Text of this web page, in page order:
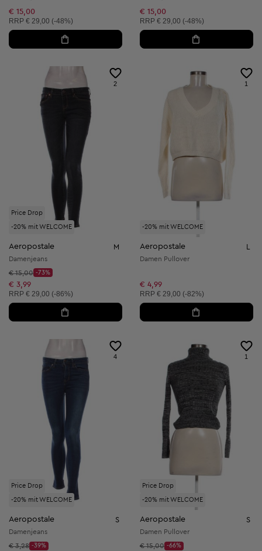
€ 15,00
Unverbindliche Preisempfehlung:
RRP € 29,00 (-48%)
€ 15,00
Unverbindliche Preisempfehlung:
RRP € 29,00 (-48%)
Price Drop
-20% mit WELCOME
2
Aeropostale M
Damenjeans
Startpreis:
€ 15,00
Discount Price:
-73%
Reduzierter Preis:
€ 3,99
Unverbindliche Preisempfehlung:
RRP € 29,00 (-86%)
-20% mit WELCOME
1
Aeropostale L
Damen Pullover
€ 4,99
Unverbindliche Preisempfehlung:
RRP € 29,00 (-82%)
Price Drop
-20% mit WELCOME
4
Aeropostale S
Damenjeans
Startpreis:
€ 3,28 -39%
Price Drop
-20% mit WELCOME
1
Aeropostale S
Damen Pullover
Startpreis:
€ 15,00 -66%